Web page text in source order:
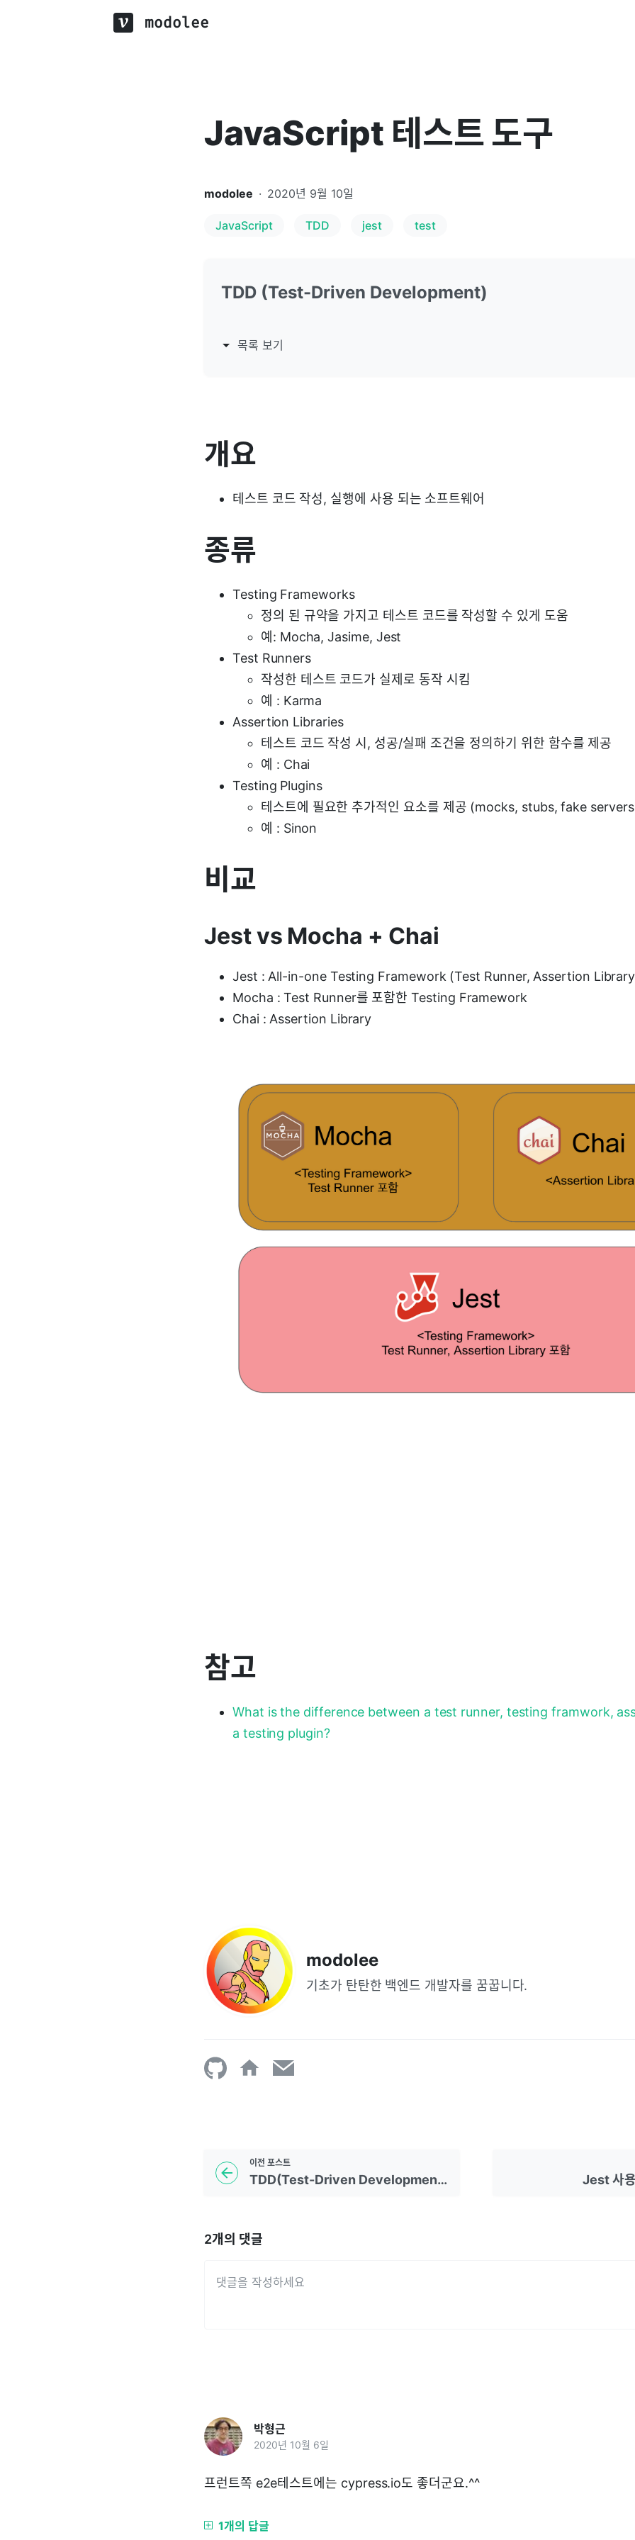
modolee
JavaScript 테스트 도구
modolee · 2020년 9월 10일
JavaScript TDD jest test
TDD (Test-Driven Development)
목록 보기
개요
테스트 코드 작성, 실행에 사용 되는 소프트웨어
종류
Testing Frameworks
정의 된 규약을 가지고 테스트 코드를 작성할 수 있게 도움
예: Mocha, Jasime, Jest
Test Runners
작성한 테스트 코드가 실제로 동작 시킴
예 : Karma
Assertion Libraries
테스트 코드 작성 시, 성공/실패 조건을 정의하기 위한 함수를 제공
예 : Chai
Testing Plugins
테스트에 필요한 추가적인 요소를 제공 (mocks, stubs, fake
예 : Sinon
비교
Jest vs Mocha + Chai
Jest : All-in-one Testing Framework (Test Runner, Assertion Library
Mocha : Test Runner를 포함한 Testing Framework
Chai : Assertion Library
참고
What is the difference between a test runner, testing framwork,
a testing plugin?
modolee
기초가 탄탄한 백엔드 개발자를 꿈꿉니다.
이전 포스트
TDD(Test-Driven Development) 방법론 Jest 사
2개의 댓글
박형근
2020년 10월 6일
프런트쪽 e2e테스트에는 cypress.io도 좋더군요.^^
1개의 답글